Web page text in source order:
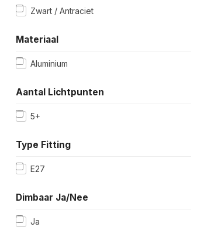
Zwart / Antraciet
Materiaal
Aluminium
Aantal Lichtpunten
5+
Type Fitting
E27
Dimbaar Ja/Nee
Ja